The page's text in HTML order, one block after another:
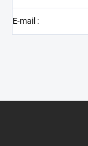
E-mail :